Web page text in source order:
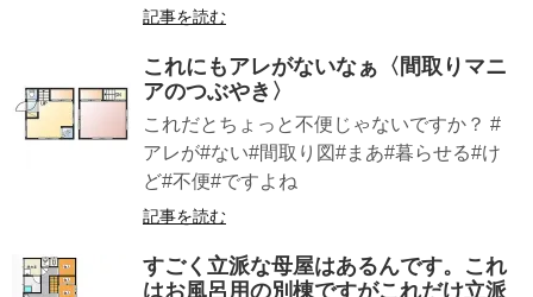
記事を読む
これにもアレがないなぁ〈間取りマニ
アのつぶやき〉
これだとちょっと不便じゃないですか？ #
アレが#ない#間取り図#まあ#暮らせる#け
ど#不便#ですよね
記事を読む
すごく立派な母屋はあるんです。これ
はお風呂用の別棟ですがこれだけ立派